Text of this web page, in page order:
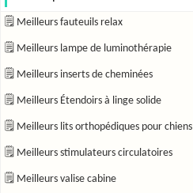
🗒 Meilleurs fauteuils relax
🗒 Meilleurs lampe de luminothérapie
🗒 Meilleurs inserts de cheminées
🗒 Meilleurs Étendoirs à linge solide
🗒 Meilleurs lits orthopédiques pour chiens
🗒 Meilleurs stimulateurs circulatoires
🗒 Meilleurs valise cabine